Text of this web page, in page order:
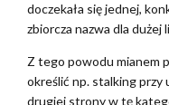
doczekała się jednej,
zbiorcza nazwa dla
Z tego powodu mianem
określić np. stalking przy
drugiej strony w tę